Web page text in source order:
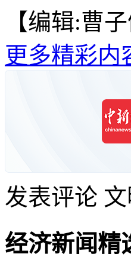
【编辑:曹子
更多精彩内
发表评论
经济新闻精